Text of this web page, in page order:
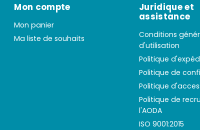
Mon compte
Mon panier
Ma liste de souhaits
Juridique et
assistance
Conditions
d'utilisation
Politique
Politique de
Politique
Politique de
l'AODA
ISO 9001:2015